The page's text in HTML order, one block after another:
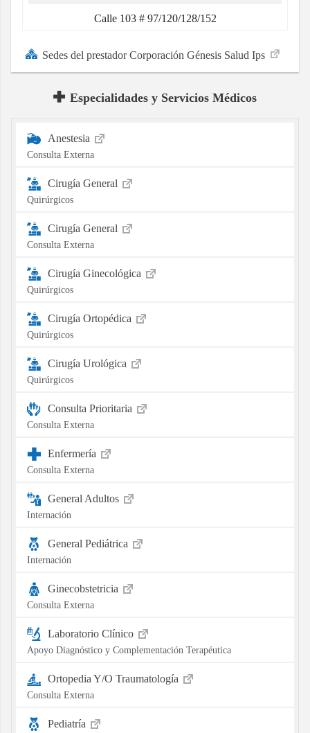
Calle 103 # 97/120/128/152
Sedes del prestador Corporación Génesis Salud Ips
Especialidades y Servicios Médicos
Anestesia
Consulta Externa
Cirugía General
Quirúrgicos
Cirugía General
Consulta Externa
Cirugía Ginecológica
Quirúrgicos
Cirugía Ortopédica
Quirúrgicos
Cirugía Urológica
Quirúrgicos
Consulta Prioritaria
Consulta Externa
Enfermería
Consulta Externa
General Adultos
Internación
General Pediátrica
Internación
Ginecobstetricia
Consulta Externa
Laboratorio Clínico
Apoyo Diagnóstico y Complementación Terapéutica
Ortopedia Y/O Traumatología
Consulta Externa
Pediatría